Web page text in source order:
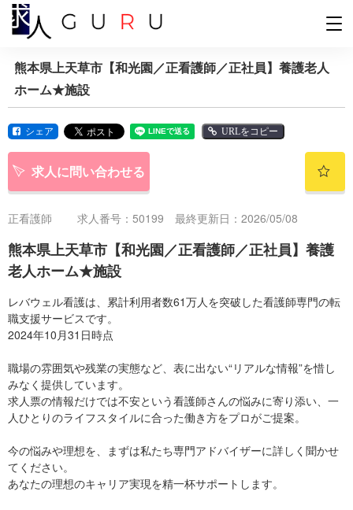
熊本県上天草市【和光園／正看護師／正社員】養護老人
ホーム★施設
シェア URLをコピー
求人に問い合わせる
正看護師 求人番号：50199 最終更新日：2026/05/08
熊本県上天草市【和光園／正看護師／正社員】養護
老人ホーム★施設
レバウェル看護は、累計利用者数61万人を突破した看護師専門の転
職支援サービスです。
2024年10月31日時点
職場の雰囲気や残業の実態など、表に出ない“リアルな情報”を惜し
みなく提供しています。
求人票の情報だけでは不安という看護師さんの悩みに寄り添い、一
人ひとりのライフスタイルに合った働き方をプロがご提案。
今の悩みや理想を、まずは私たち専門アドバイザーに詳しく聞かせ
てください。
あなたの理想のキャリア実現を精一杯サポートします。